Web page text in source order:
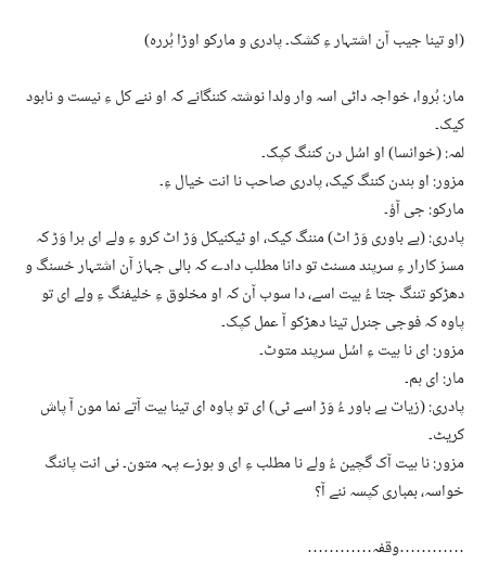
(او تینا جیب آن اشتہار ءِ کشک۔ پادری و مارکو اوڑا ہُررہ)
مار: ہُروا، خواجہ داٹی اسہ وار ولدا نوشتہ کننگانے کہ او ننے کل ءِ نیست و نابود
کیک۔
لمہ: (خوانسا) او اسُل دن کننگ کپک۔
مزور: او ہندن کننگ کیک، پادری صاحب نا انت خیال ءِ۔
مارکو: جی آؤ۔
پادری: (بے باوری وَڑ اٹ) مننگ کیک، او ٹیکنیکل وَڑ اٹ کرو ءِ ولے ای ہرا وَڑ کہ
مسز کارار ءِ سرپند مسنٹ تو دانا مطلب دادے کہ بالی جہاز آن اشتہار خسنگ و
دھڑکو تننگ جتا ءُ ہیت اسے، دا سوب آن کہ او مخلوق ءِ خلیفنگ ءِ ولے ای تو
پاوہ کہ فوجی جنرل تینا دھڑکو آ عمل کپک۔
مزور: ای نا ہیت ءِ اسُل سرپند متوٹ۔
مار: ای ہم۔
پادری: (زیات بے باور ءُ وَڑ اسے ٹی) ای تو پاوہ ای تینا ہیت آتے نما مون آ پاش
کریٹ۔
مزور: نا ہیت آک گچین ءُ ولے نا مطلب ءِ ای و ہوزے پہہ متون۔ نی انت پاننگ
خواسہ، بمباری کپسہ ننے آ؟
…………وقفہ…………